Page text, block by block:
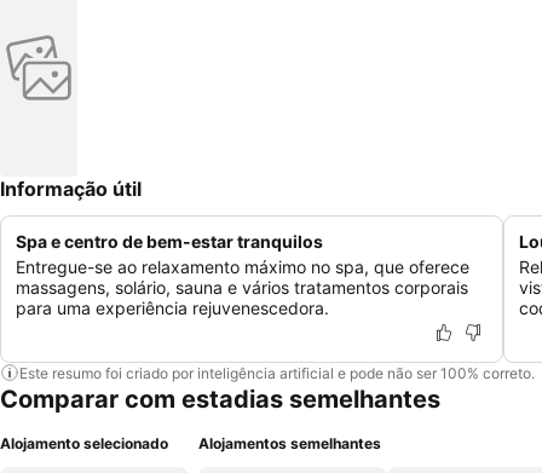
Informação útil
Spa e centro de bem-estar tranquilos
Entregue-se ao relaxamento máximo no spa, que oferece
massagens, solário, sauna e vários tratamentos corporais
para uma experiência rejuvenescedora.
Este resumo foi criado por inteligência artificial e pode não ser 100% correto.
Comparar com estadias semelhantes
Alojamento selecionado Alojamentos semelhantes